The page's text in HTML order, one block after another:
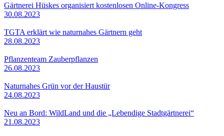
Gärtnerei Hüskes organisiert kostenlosen Online-Kongress
30.08.2023
TGTA erklärt wie naturnahes Gärtnern geht
28.08.2023
Pflanzenteam Zauberpflanzen
26.08.2023
Naturnahes Grün vor der Haustür
24.08.2023
Neu an Bord: WildLand und die „Lebendige Stadtgärtnerei“
21.08.2023